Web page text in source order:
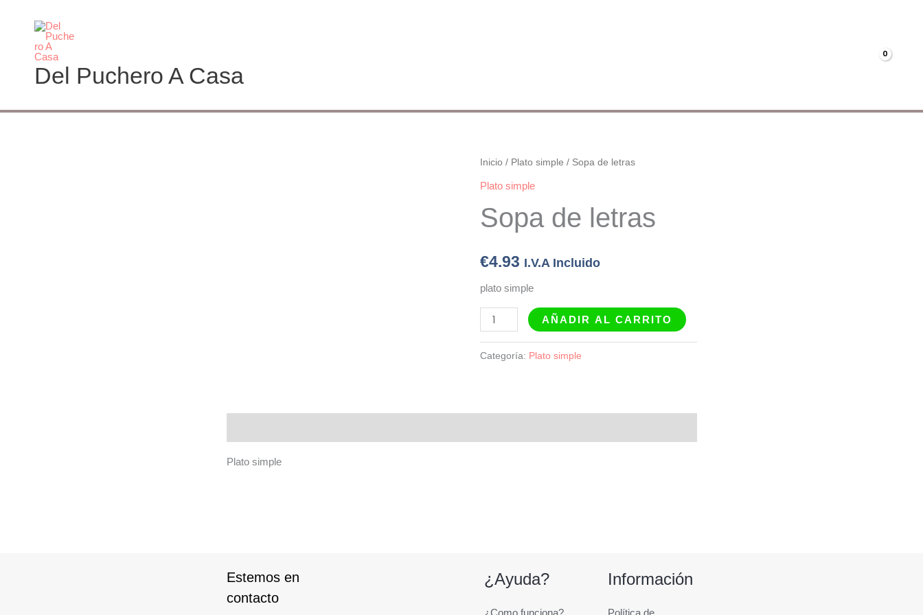
contenido
Del Puchero A Casa
Inicio / Plato simple / Sopa de letras
Plato simple
Sopa de letras
€4.93 I.V.A Incluido
plato simple
Sopa
de
cantidad
AÑADIR AL CARRITO
Categoría: Plato simple
Plato simple
Estemos en
contacto
¿Ayuda?
¿Como funciona?
Información
Política de